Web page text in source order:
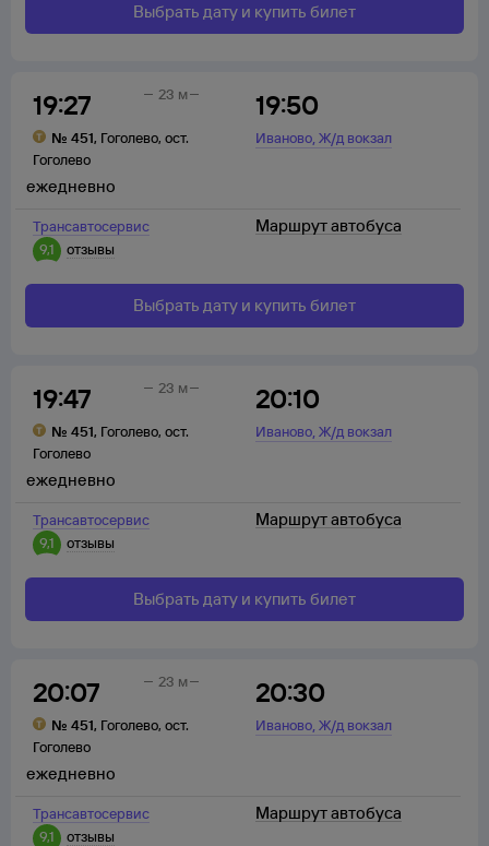
Выбрать дату и купить билет
19:27
№ 451, Гоголево, ост.
Гоголево
19:50
Иваново,Ж/д вокзал
23 м
Трансавтосервис
9,1
отзывы
ежедневно
Маршрут автобуса
Выбрать дату и купить билет
19:47
№ 451, Гоголево, ост.
Гоголево
20:10
Иваново,Ж/д вокзал
23 м
Трансавтосервис
9,1
отзывы
ежедневно
Маршрут автобуса
Выбрать дату и купить билет
20:07
№ 451, Гоголево, ост.
Гоголево
20:30
Иваново,Ж/д вокзал
23 м
Трансавтосервис
9,1
отзывы
ежедневно
Маршрут автобуса